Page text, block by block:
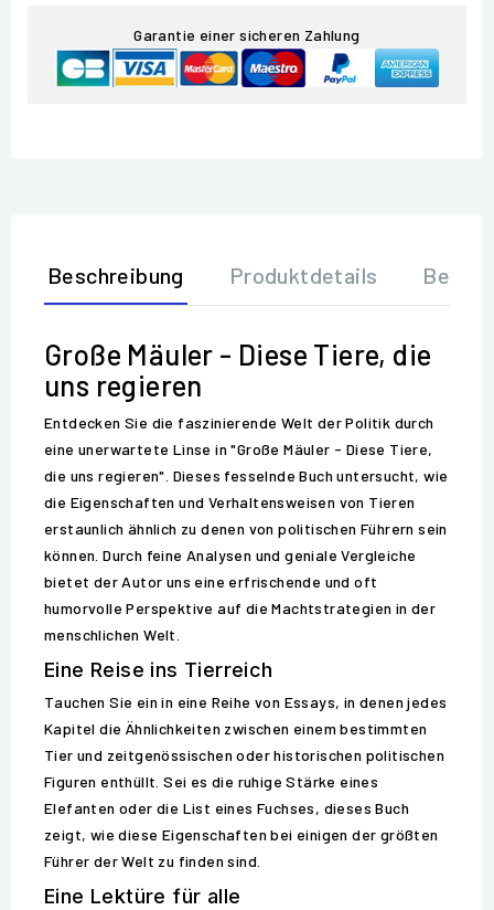
Garantie einer sicheren Zahlung
Beschreibung Produktdetails
Große Mäuler - Diese Tiere, die
uns regieren
Entdecken Sie die faszinierende Welt der Politik durch
eine unerwartete Linse in "Große Mäuler - Diese Tiere,
die uns regieren". Dieses fesselnde Buch untersucht, wie
die Eigenschaften und Verhaltensweisen von Tieren
erstaunlich ähnlich zu denen von politischen Führern sein
können. Durch feine Analysen und geniale Vergleiche
bietet der Autor uns eine erfrischende und oft
humorvolle Perspektive auf die Machtstrategien in der
menschlichen Welt.
Eine Reise ins Tierreich
Tauchen Sie ein in eine Reihe von Essays, in denen jedes
Kapitel die Ähnlichkeiten zwischen einem bestimmten
Tier und zeitgenössischen oder historischen politischen
Figuren enthüllt. Sei es die ruhige Stärke eines
Elefanten oder die List eines Fuchses, dieses Buch
zeigt, wie diese Eigenschaften bei einigen der größten
Führer der Welt zu finden sind.
Eine Lektüre für alle